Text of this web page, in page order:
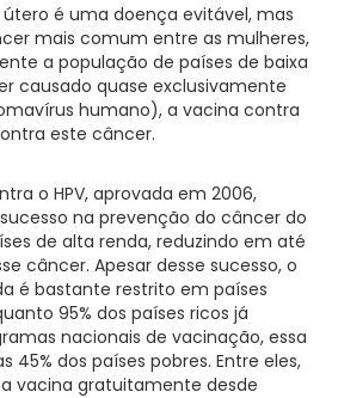
é uma doença evitável, mas
mais comum entre as mulheres,
a população de países de baixa
causado quase exclusivamente
humano), a vacina contra
este câncer.
o HPV, aprovada em 2006,
na prevenção do câncer do
de alta renda, reduzindo em até
câncer. Apesar desse sucesso, o
é bastante restrito em países
95% dos países ricos já
nacionais de vacinação, essa
45% dos países pobres. Entre eles,
vacina gratuitamente desde